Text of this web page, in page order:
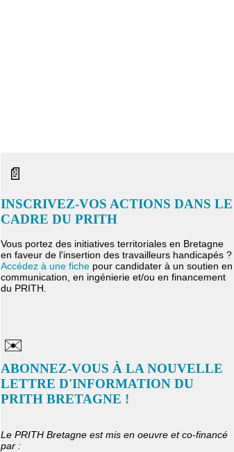
📄
INSCRIVEZ-VOS ACTIONS DANS LE
CADRE DU PRITH
Vous portez des initiatives territoriales en Bretagne
en faveur de l'insertion des travailleurs handicapés ?
Accédez à une fiche pour candidater à un soutien en
communication, en ingénierie et/ou en financement
du PRITH.
✉️
ABONNEZ-VOUS À LA NOUVELLE
LETTRE D'INFORMATION DU
PRITH BRETAGNE !
Le PRITH Bretagne est mis en oeuvre et co-financé
par :